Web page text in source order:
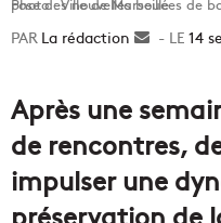
La rédaction
Envoyer
14
Après une
de rencontres,
impulser une
préservation de